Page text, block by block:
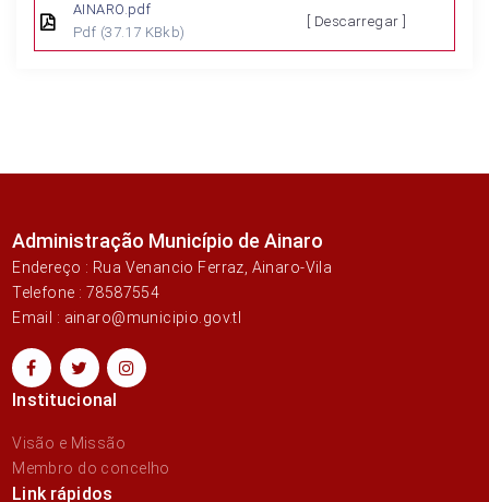
AINARO.pdf
Pdf (37.17 KBkb)
[ Descarregar ]
Administração Município de Ainaro
Endereço : Rua Venancio Ferraz, Ainaro-Vila
Telefone : 78587554
Email : ainaro@municipio.gov.tl
Institucional
Visão e Missão
Membro do concelho
Link rápidos